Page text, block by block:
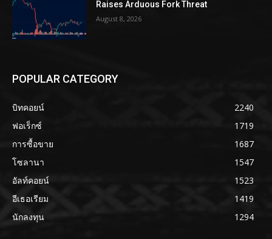
Raises Arduous Fork Threat
August 8, 2026
POPULAR CATEGORY
บิทคอยน์
2240
ฟอเร็กซ์
1719
การซื้อขาย
1687
โซลานา
1547
อัลท์คอยน์
1523
อีเธอเรียม
1419
นักลงทุน
1294